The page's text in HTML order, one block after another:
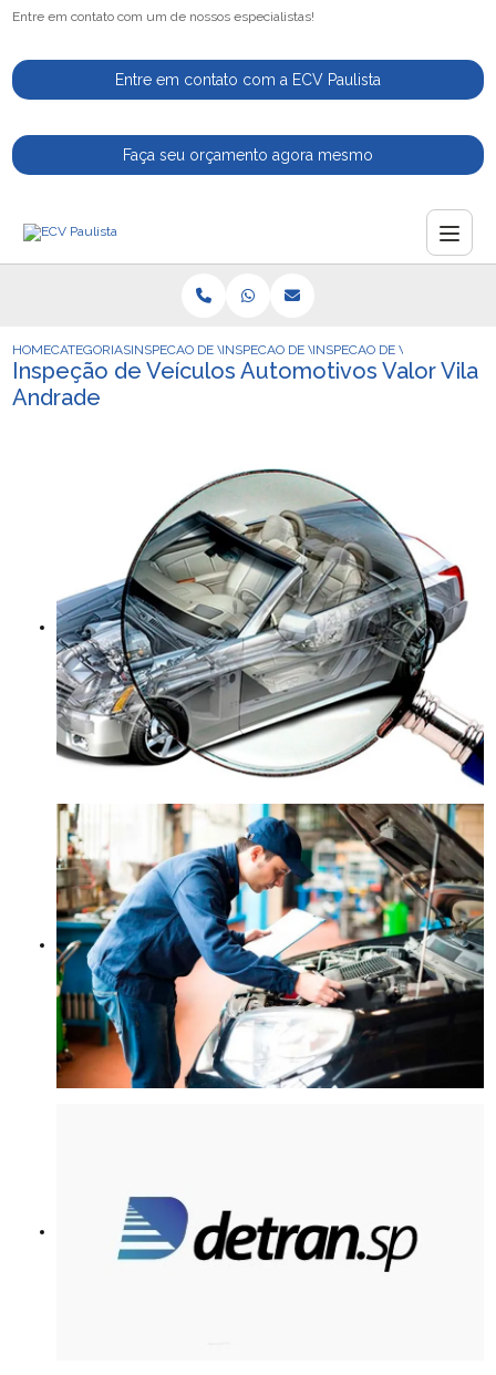
Entre em contato com um de nossos especialistas!
Entre em contato com a ECV Paulista
Faça seu orçamento agora mesmo
HOMECATEGORIASINSPECAO DE VEICULOSINSPECAO DE VEICULOS NACIONAIS
INSPECAO DE VEICULOS
Inspeção de Veículos Automotivos Valor Vila
Andrade